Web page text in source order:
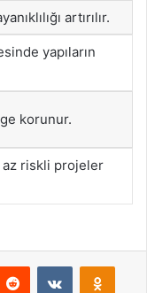
artırılır.
yapıların
korunur.
az riskli projeler
Reddit VKontakte